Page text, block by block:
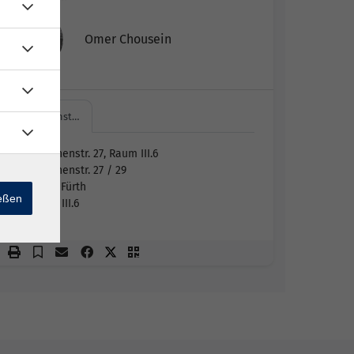
Omer Chousein
Hirschenst…
Hirschenstr. 27, Raum III.6
Hirschenstr. 27 / 29
90762 Fürth
Raum III.6